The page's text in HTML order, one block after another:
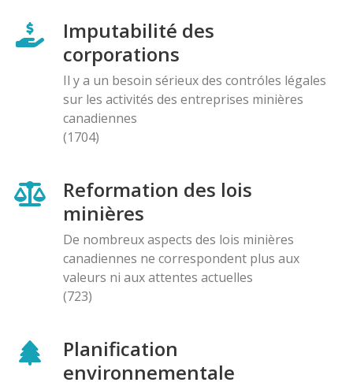
Imputabilité des
corporations
Il y a un besoin sérieux des contróles légales
sur les activités des entreprises minières
canadiennes
(1704)
Reformation des lois
minières
De nombreux aspects des lois minières
canadiennes ne correspondent plus aux
valeurs ni aux attentes actuelles
(723)
Planification
environnementale